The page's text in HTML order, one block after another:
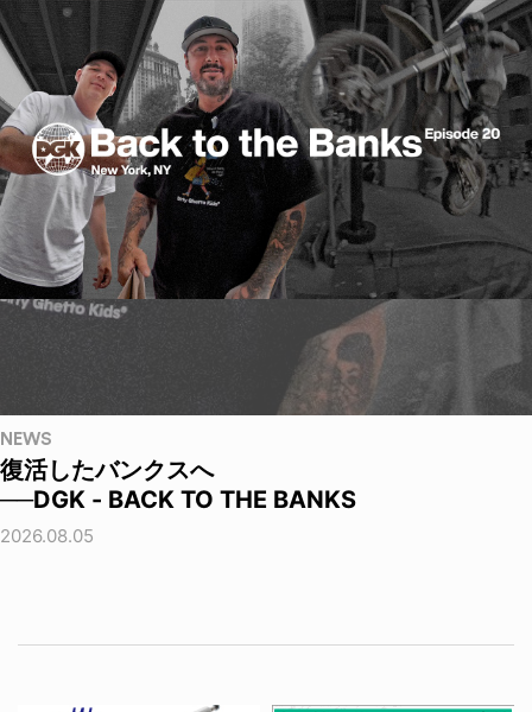
NEWS
復活したバンクスへ
──DGK - BACK TO THE BANKS
2026.08.05